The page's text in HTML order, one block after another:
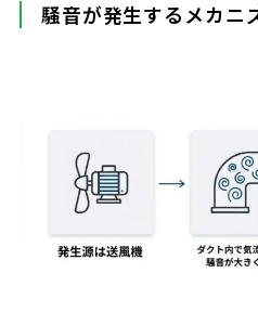
騒音が発生するメカニ